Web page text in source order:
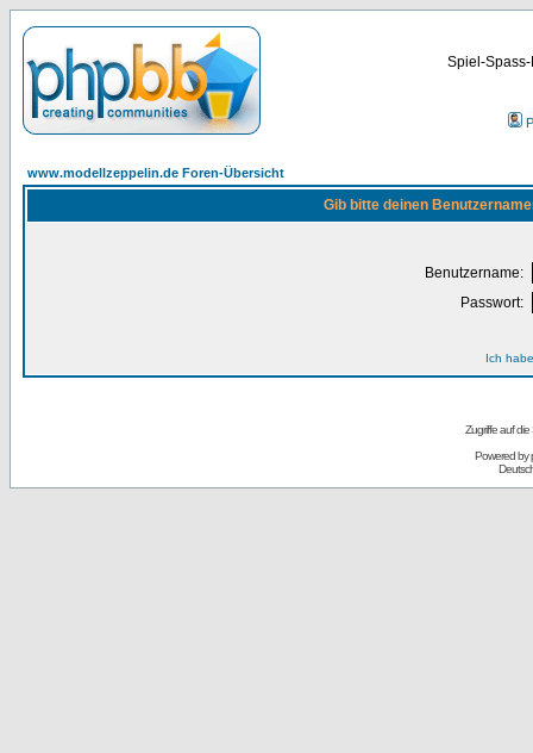
Spiel-
www.modellzeppelin.de Foren-Übersicht
Gib bitte deinen
Benutzername:
Passwort:
Ich
Zugriffe auf
Powered by